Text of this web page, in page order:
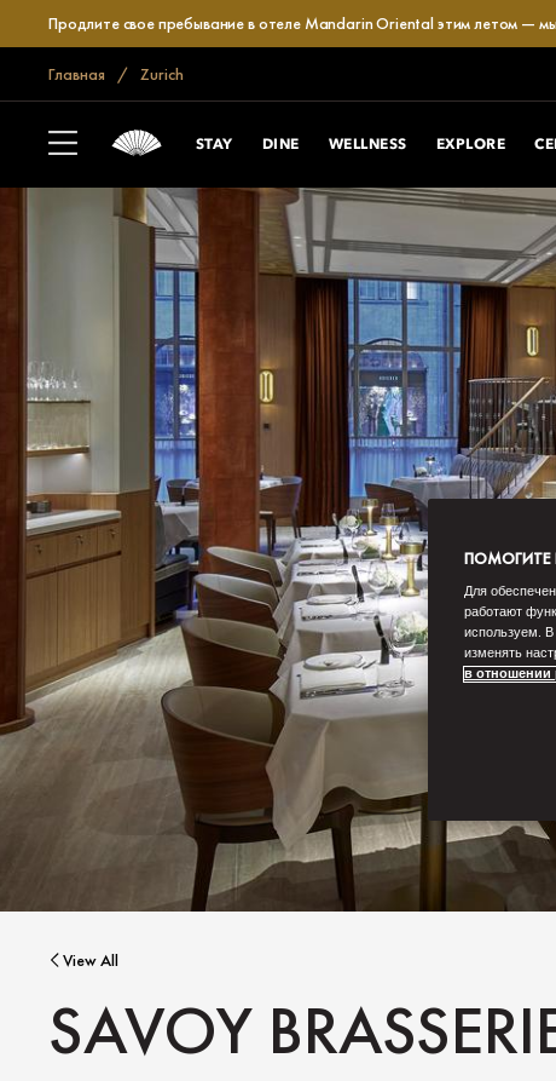
Продлите свое пребывание в отеле Mandarin Oriental этим летом —
Главная Zurich
STAY DINE WELLNESS EXPLORE
View All
SAVOY
ПОМОГИТЕ
Для
работают
используем.
изменять
в